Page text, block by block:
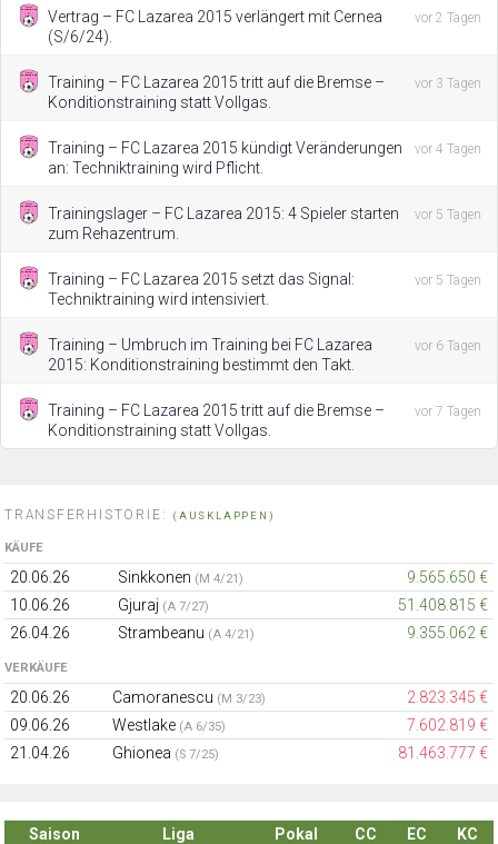
Vertrag – FC Lazarea 2015 verlängert mit Cernea
(S/6/24).
vor 2 Tagen
Training – FC Lazarea 2015 tritt auf die Bremse –
Konditionstraining statt Vollgas.
vor 3 Tagen
Training – FC Lazarea 2015 kündigt Veränderungen
an: Techniktraining wird Pflicht.
vor 4 Tagen
Trainingslager – FC Lazarea 2015: 4 Spieler starten
zum Rehazentrum.
vor 5 Tagen
Training – FC Lazarea 2015 setzt das Signal:
Techniktraining wird intensiviert.
vor 5 Tagen
Training – Umbruch im Training bei FC Lazarea
2015: Konditionstraining bestimmt den Takt.
vor 6 Tagen
Training – FC Lazarea 2015 tritt auf die Bremse –
Konditionstraining statt Vollgas.
vor 7 Tagen
TRANSFERHISTORIE: (AUSKLAPPEN)
KÄUFE
20.06.26 Sinkkonen (M 4/21)
9.565.650 €
10.06.26
Gjuraj (A 7/27)
51.408.815 €
26.04.26
Strambeanu (A 4/21) 9.355.062 €
VERKÄUFE
20.06.26 Camoranescu (M 3/23)
2.823.345 €
09.06.26
Westlake (A 6/35)
7.602.819 €
21.04.26
Ghionea (S 7/25) 81.463.777 €
Saison Liga Pokal CC EC
KC